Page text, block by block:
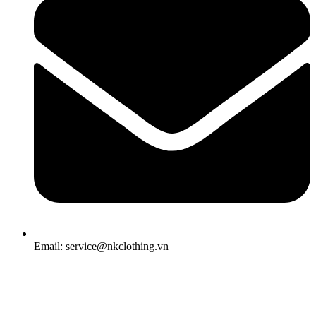
Email: service@nkclothing.vn